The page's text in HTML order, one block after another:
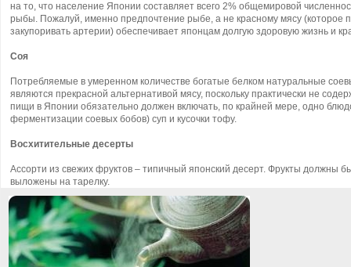
на то, что население Японии составляет всего 2% общемировой
рыбы. Пожалуй, именно предпочтение рыбе, а не красному мясу (которое
закупоривать артерии) обеспечивает японцам долгую здоровую жизнь и
Соя
Потребляемые в умеренном количестве богатые белком натуральные
являются прекрасной альтернативой мясу, поскольку практически не
пищи в Японии обязательно должен включать, по крайней мере, одно
ферментизации соевых бобов) суп и кусочки тофу.
Восхитительные десерты
Ассорти из свежих фруктов – типичный японский десерт. Фрукты должны
выложены на тарелку.